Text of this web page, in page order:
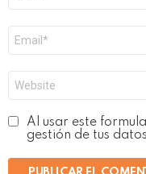
electrónico
*
Al usar este
gestión de tus